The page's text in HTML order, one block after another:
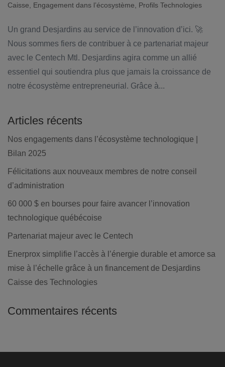
Caisse
Engagement dans l’écosystème Profils Technologies
Un grand Desjardins au service de l’innovation d’ici. 🚀
Nous sommes fiers de contribuer à ce partenariat majeur
avec le Centech Mtl. Desjardins agira comme un allié
essentiel qui soutiendra plus que jamais la croissance de
notre écosystème entrepreneurial. Grâce à...
Articles récents
Nos engagements dans l’écosystème technologique |
Bilan 2025
Félicitations aux nouveaux membres de notre conseil
d’administration
60 000 $ en bourses pour faire avancer l’innovation
technologique québécoise
Partenariat majeur avec le Centech
Enerprox simplifie l’accès à l’énergie durable et amorce sa
mise à l’échelle grâce à un financement de Desjardins
Caisse des Technologies
Commentaires récents